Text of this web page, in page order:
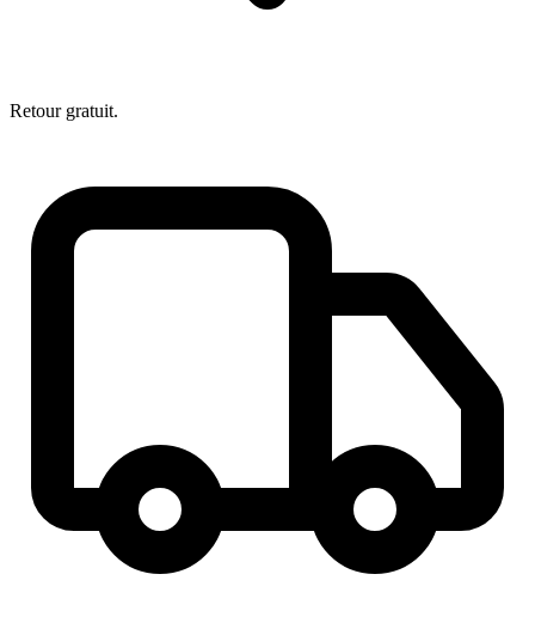
Retour gratuit.